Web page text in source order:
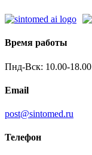
Время работы
Пнд-Вск: 10.00-18.00
Email
post@sintomed.ru
Телефон